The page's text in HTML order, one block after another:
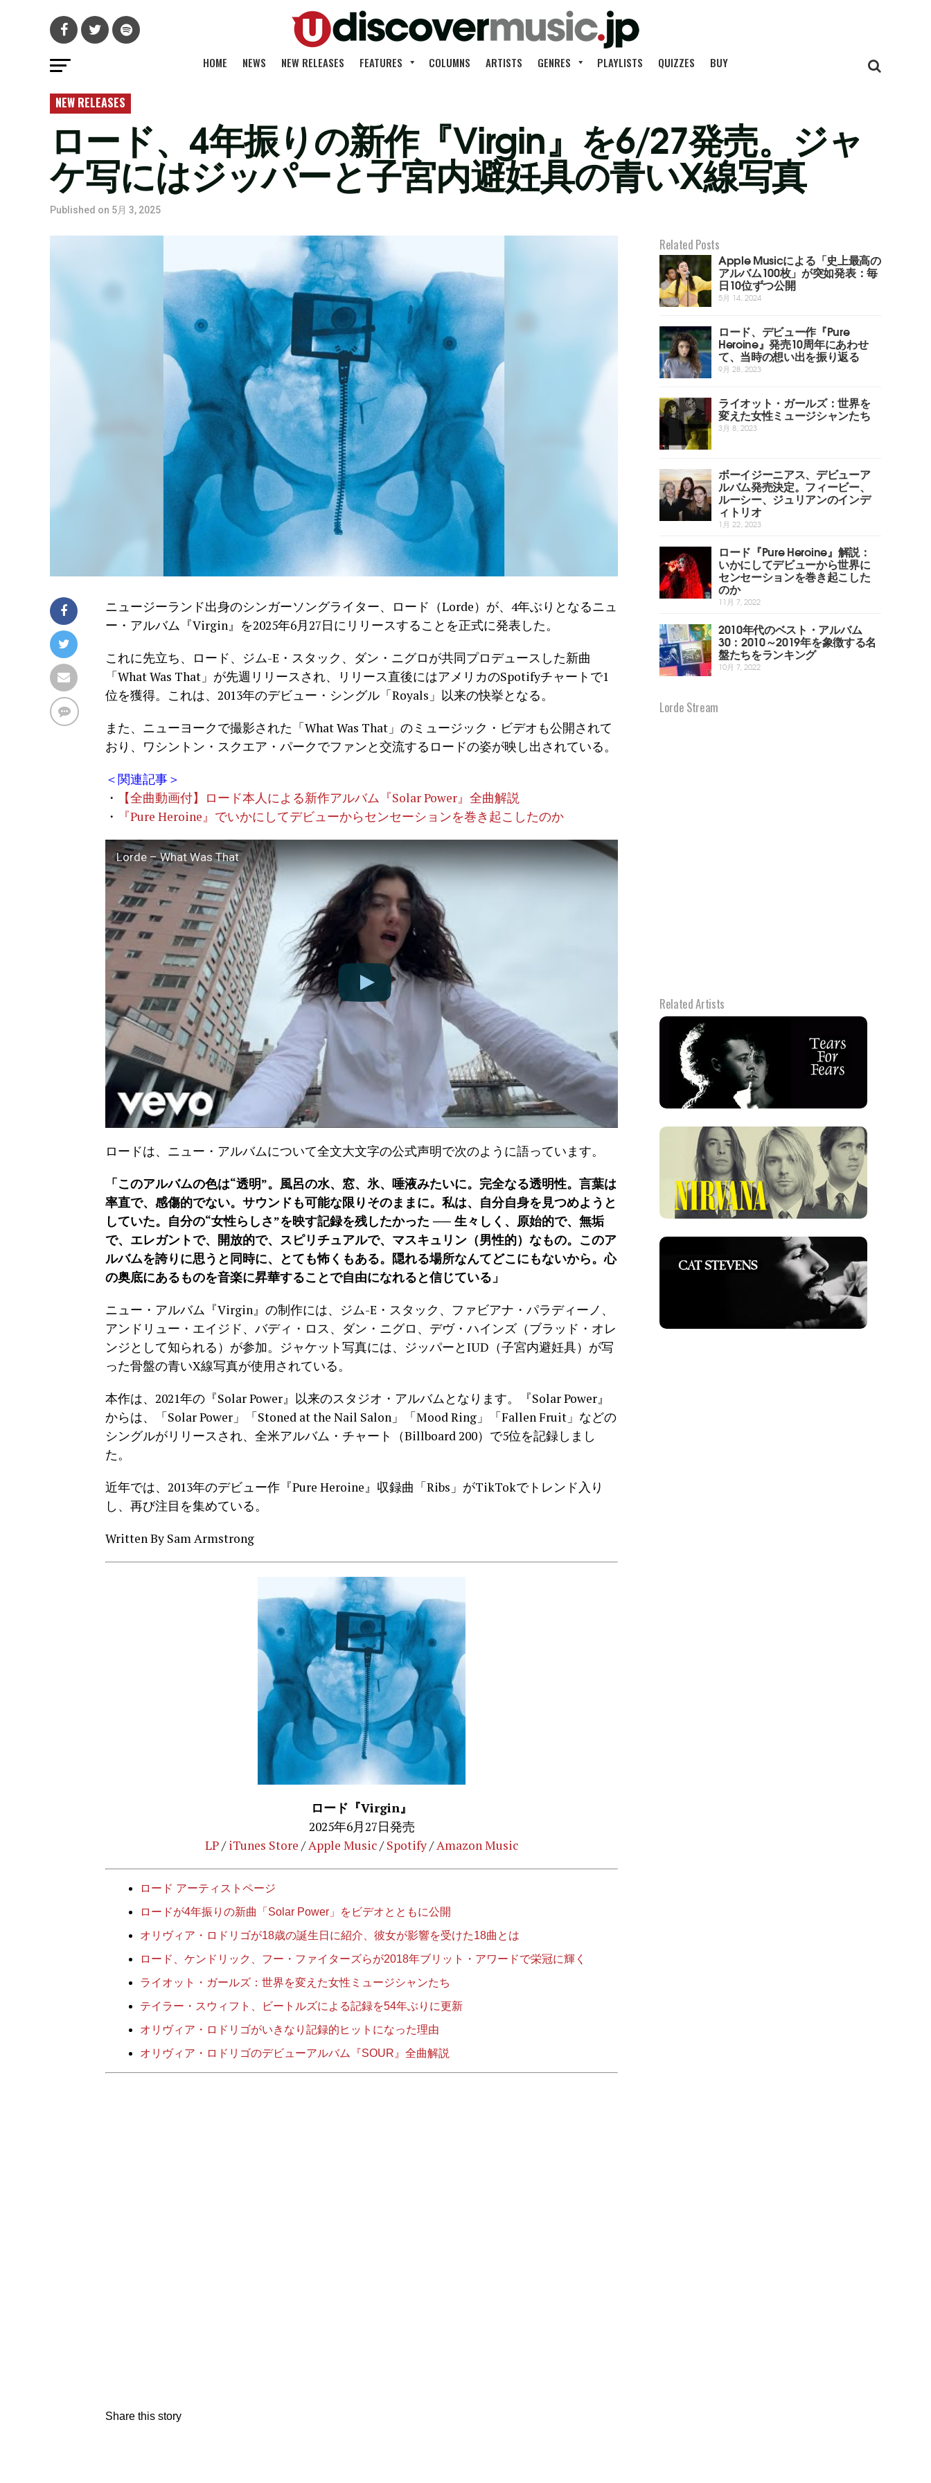
HOME NEWS NEW RELEASES FEATURES COLUMNS ARTISTS GENRES PLAYLISTS QUIZZES BUY
NEW RELEASES
ロード、4年振りの新作『Virgin』を6/27発売。ジャ
ケ写にはジッパーと子宮内避妊具の青いX線写真
Published on 5月 3, 2025
ニュージーランド出身のシンガーソングライター、ロード（Lorde）が、4年ぶりとなるニュ
ー・アルバム『Virgin』を2025年6月27日にリリースすることを正式に発表した。
これに先立ち、ロード、ジム-E・スタック、ダン・ニグロが共同プロデュースした新曲
「What Was That」が先週リリースされ、リリース直後にはアメリカのSpotifyチャートで1
位を獲得。これは、2013年のデビュー・シングル「Royals」以来の快挙となる。
また、ニューヨークで撮影された「What Was That」のミュージック・ビデオも公開されて
おり、ワシントン・スクエア・パークでファンと交流するロードの姿が映し出されている。
＜関連記事＞
・
【全曲動画付】ロード本人による新作アルバム『Solar Power』全曲解説
・
『Pure Heroine』でいかにしてデビューからセンセーションを巻き起こしたのか
Lorde – What Was That
ロードは、ニュー・アルバムについて全文大文字の公式声明で次のように語っています。
「このアルバムの色は“透明”。風呂の水、窓、氷、唾液みたいに。完全なる透明性。言葉は
率直で、感傷的でない。サウンドも可能な限りそのままに。私は、自分自身を見つめようと
していた。自分の“女性らしさ”を映す記録を残したかった ── 生々しく、原始的で、無垢
で、エレガントで、開放的で、スピリチュアルで、マスキュリン（男性的）なもの。このア
ルバムを誇りに思うと同時に、とても怖くもある。隠れる場所なんてどこにもないから。心
の奥底にあるものを音楽に昇華することで自由になれると信じている」
ニュー・アルバム『Virgin』の制作には、ジム-E・スタック、ファビアナ・パラディーノ、
アンドリュー・エイジド、バディ・ロス、ダン・ニグロ、デヴ・ハインズ（ブラッド・オレ
ンジとして知られる）が参加。ジャケット写真には、ジッパーとIUD（子宮内避妊具）が写
った骨盤の青いX線写真が使用されている。
本作は、2021年の『Solar Power』以来のスタジオ・アルバムとなります。『Solar Power』
からは、「Solar Power」「Stoned at the Nail Salon」「Mood Ring」「Fallen Fruit」などの
シングルがリリースされ、全米アルバム・チャート（Billboard 200）で5位を記録しまし
た。
近年では、2013年のデビュー作『Pure Heroine』収録曲「Ribs」がTikTokでトレンド入り
し、再び注目を集めている。
Written By Sam Armstrong
ロード『Virgin』
2025年6月27日発売
LP/iTunes Store /Apple Music/Spotify/Amazon Music
ロード アーティストページ
ロードが4年振りの新曲「Solar Power」をビデオとともに公開
オリヴィア・ロドリゴが18歳の誕生日に紹介、彼女が影響を受けた18曲とは
ロード、ケンドリック、フー・ファイターズらが2018年ブリット・アワードで栄冠に輝く
ライオット・ガールズ：世界を変えた女性ミュージシャンたち
テイラー・スウィフト、ビートルズによる記録を54年ぶりに更新
オリヴィア・ロドリゴがいきなり記録的ヒットになった理由
オリヴィア・ロドリゴのデビューアルバム『SOUR』全曲解説
Share this story
Related Posts
Apple Musicによる「史上最高の
アルバム100枚」が突如発表：毎
日10位ずつ公開
5月 14, 2024
ロード、デビュー作『Pure
Heroine』発売10周年にあわせ
て、当時の想い出を振り返る
9月 28, 2023
ライオット・ガールズ：世界を
変えた女性ミュージシャンたち
3月 8, 2023
ボーイジーニアス、デビューア
ルバム発売決定。フィービー、
ルーシー、ジュリアンのインデ
ィトリオ
1月 22, 2023
ロード『Pure Heroine』解説：
いかにしてデビューから世界に
センセーションを巻き起こした
のか
11月 7, 2022
2010年代のベスト・アルバム
30：2010～2019年を象徴する名
盤たちをランキング
10月 7, 2022
Lorde Stream
Related Artists